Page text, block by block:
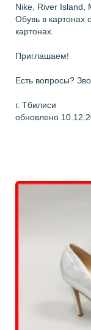
Nike, River Island,
Обувь в картонах
картонах.
Приглашаем!
Есть вопросы?
г. Тбилиси
обновлено